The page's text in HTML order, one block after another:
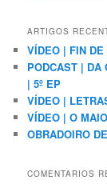
ARTIGOS
VÍDEO | FIN
PODCAST | DA
| 5º EP
VÍDEO |
VÍDEO | O
OBRADOIRO
COMENTARIOS